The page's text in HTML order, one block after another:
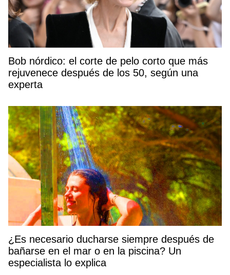
Bob nórdico: el corte de pelo corto que más
rejuvenece después de los 50, según una
experta
¿Es necesario ducharse siempre después de
bañarse en el mar o en la piscina? Un
especialista lo explica